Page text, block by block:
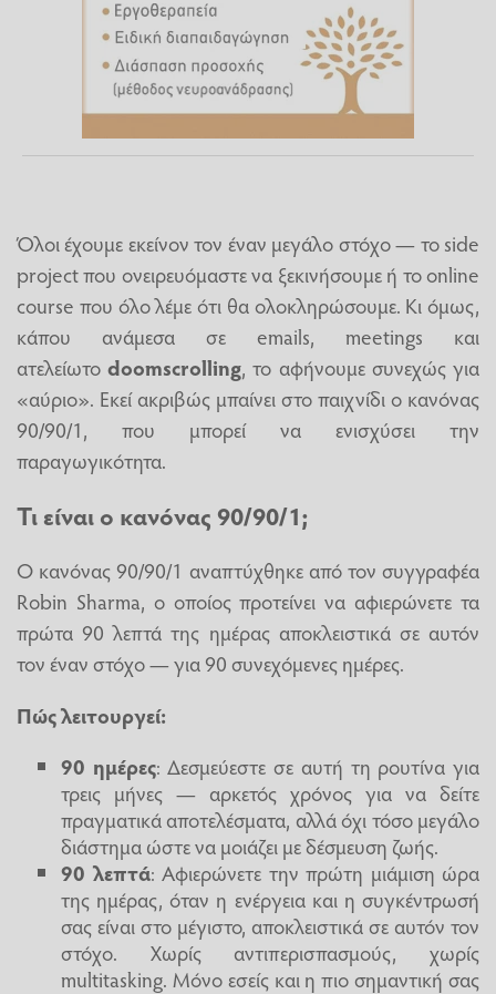
Όλοι έχουμε εκείνον τον έναν μεγάλο στόχο — το side
project που ονειρευόμαστε να ξεκινήσουμε ή το online
course που όλο λέμε ότι θα ολοκληρώσουμε. Κι όμως,
κάπου ανάμεσα σε emails, meetings και
ατελείωτοdoomscrolling, το αφήνουμε συνεχώς για
«αύριο». Εκεί ακριβώς μπαίνει στο παιχνίδι ο κανόνας
90/90/1, που μπορεί να ενισχύσει την
παραγωγικότητα.
Τι είναι ο κανόνας 90/90/1;
Ο κανόνας 90/90/1 αναπτύχθηκε από τον συγγραφέα
Robin Sharma, o οποίος προτείνει να αφιερώνετε τα
πρώτα 90 λεπτά της ημέρας αποκλειστικά σε αυτόν
τον έναν στόχο — για 90 συνεχόμενες ημέρες.
Πώς λειτουργεί:
90 ημέρες: Δεσμεύεστε σε αυτή τη ρουτίνα για
τρεις μήνες — αρκετός χρόνος για να δείτε
πραγματικά αποτελέσματα, αλλά όχι τόσο μεγάλο
διάστημα ώστε να μοιάζει με δέσμευση ζωής.
90 λεπτά: Αφιερώνετε την πρώτη μιάμιση ώρα
της ημέρας, όταν η ενέργεια και η συγκέντρωσή
σας είναι στο μέγιστο, αποκλειστικά σε αυτόν τον
στόχο. Χωρίς αντιπερισπασμούς, χωρίς
multitasking. Μόνο εσείς και η πιο σημαντική σας